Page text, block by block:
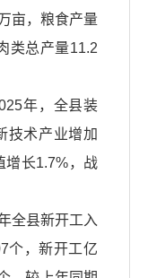
亩，粮食产量
类总产量11.2
年，全县装
技术产业增加
增长1.7%，战
全县新开工入
个，新开工亿